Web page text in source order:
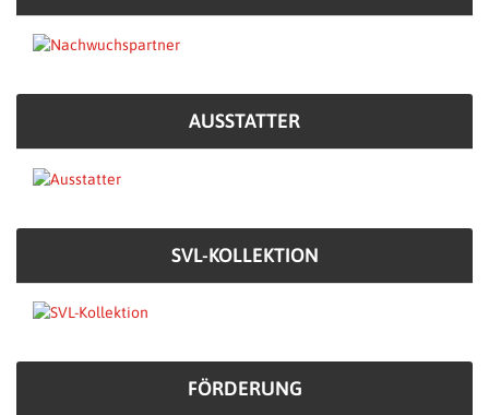
AUSSTATTER
SVL-KOLLEKTION
FÖRDERUNG